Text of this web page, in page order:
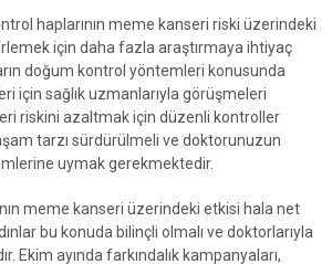
haplarının meme kanseri riski üzerindeki
için daha fazla araştırmaya ihtiyaç
doğum kontrol yöntemleri konusunda
için sağlık uzmanlarıyla görüşmeleri
riskini azaltmak için düzenli kontroller
tarzı sürdürülmeli ve doktorunuzun
uymak gerekmektedir.
meme kanseri üzerindeki etkisi hala net
bu konuda bilinçli olmalı ve doktorlarıyla
Ekim ayında farkındalık kampanyaları,